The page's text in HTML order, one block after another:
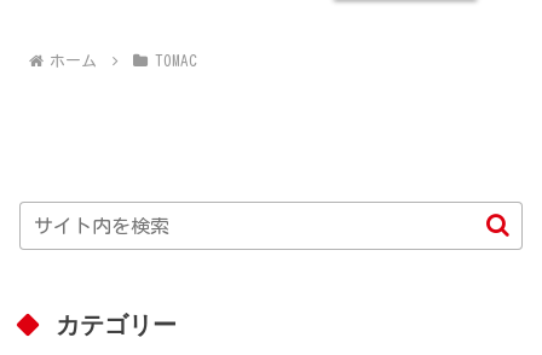
ホーム TOMAC
カテゴリー